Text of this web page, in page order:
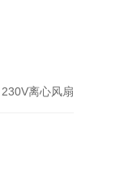
离心风扇